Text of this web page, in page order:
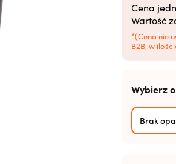
Cena
Wartość
*(Cena nie
B2B, w
Wybierz
Brak